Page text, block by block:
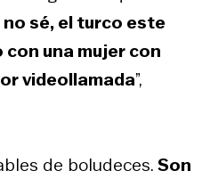
sé, el turco este
una mujer con
videollamada”,
de boludeces.Son